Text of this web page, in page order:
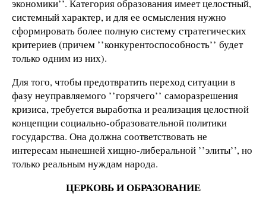
экономики’’. Категория образования имеет целостный,
системный характер, и для ее осмысления нужно
сформировать более полную систему стратегических
критериев (причем ’’конкурентоспособность’’ будет
только одним из них).
Для того, чтобы предотвратить переход ситуации в
фазу неуправляемого ’’горячего’’ саморазрешения
кризиса, требуется выработка и реализация целостной
концепции социально-образовательной политики
государства. Она должна соответствовать не
интересам нынешней хищно-либеральной ’’элиты’’, но
только реальным нуждам народа.
ЦЕРКОВЬ И ОБРАЗОВАНИЕ